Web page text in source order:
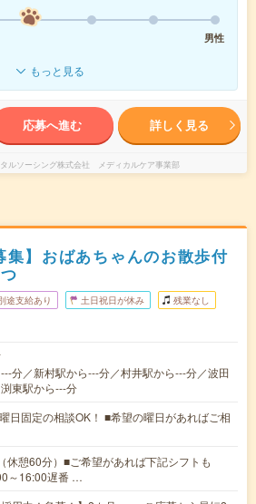
男性
もっと見る
応募へ進む 詳しく見る
ルソーシング株式会社 メディカルケア事業部
集】おばあちゃんのお散歩付
途支給あり 土日祝日が休み 残業なし
分／新村駅から---分／村井駅から---分／波田
東駅から---分
日固定の相談OK！ ■希望の曜日があればご相
休憩60分）■ご希望があれば下記シフトも
～16:00遅番 …